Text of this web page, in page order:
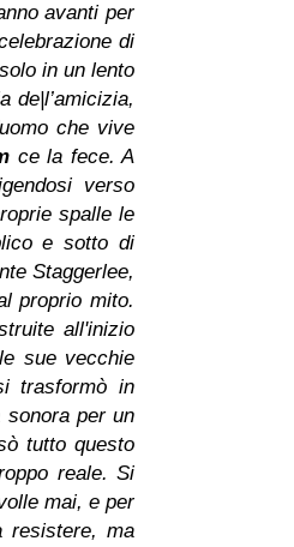
avanti per
di
in un lento
de|l’amicizia,
che vive
ce la fece. A
verso
spalle le
e sotto di
Staggerlee,
proprio mito.
all'inizio
sue vecchie
trasformò in
per un
tutto questo
reale. Si
mai, e per
ma